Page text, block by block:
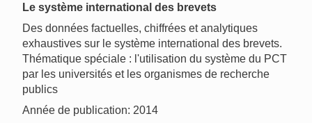
Le système international des brevets
Des données factuelles, chiffrées et analytiques
exhaustives sur le système international des brevets.
Thématique spéciale : l'utilisation du système du PCT
par les universités et les organismes de recherche
publics
Année de publication: 2014